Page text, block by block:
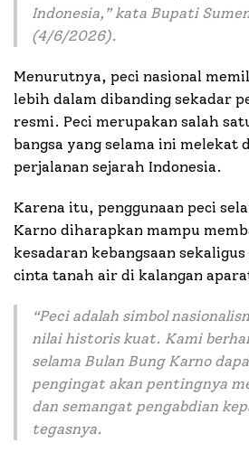
Indonesia,” kata Bupati
(4/6/2026).
Menurutnya, peci nasional
lebih dalam dibanding sekadar
resmi. Peci merupakan salah
bangsa yang selama ini melekat
perjalanan sejarah Indonesia.
Karena itu, penggunaan peci
Karno diharapkan mampu
kesadaran kebangsaan
cinta tanah air di kalangan
“Peci adalah simbol
nilai historis kuat. Kami
selama Bulan Bung Karno
pengingat akan pentingnya
dan semangat pengabdian
tegasnya.